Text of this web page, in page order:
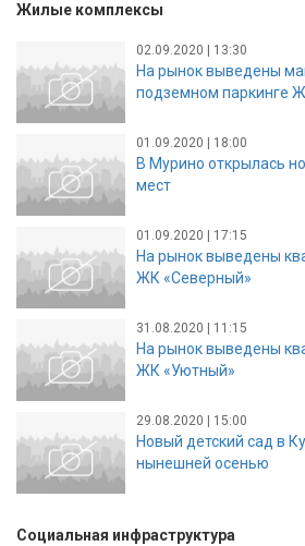
Жилые комплексы
02.09.2020 | 13:30
На рынок выведены
подземном паркинге
01.09.2020 | 18:00
В Мурино открылась
мест
01.09.2020 | 17:15
На рынок выведены
ЖК «Северный»
31.08.2020 | 11:15
На рынок выведены
ЖК «Уютный»
29.08.2020 | 15:00
Новый детский сад в
нынешней осенью
Социальная инфраструктура